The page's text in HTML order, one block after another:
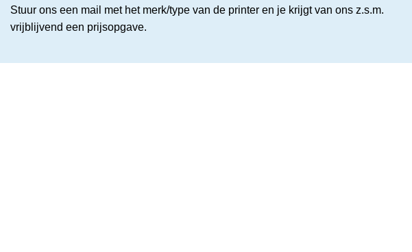
Stuur ons een mail met het merk/type van de printer en je krijgt van ons z.s.m.
vrijblijvend een prijsopgave.